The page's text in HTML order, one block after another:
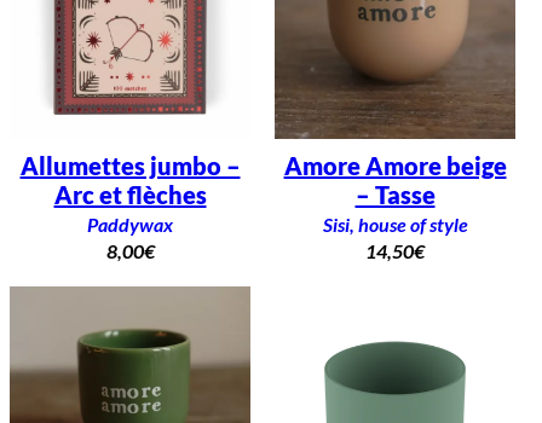
Allumettes jumbo –
Arc et flèches
Paddywax
8,00€
Amore Amore beige
– Tasse
Sisi, house of style
14,50€